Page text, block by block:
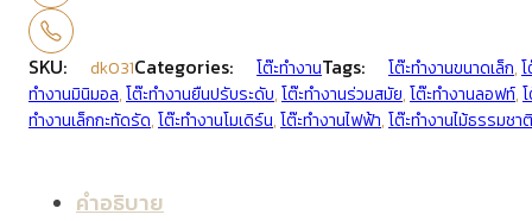
SKU: dk031Categories: โต๊ะทำงานTags: โต๊ะทำงานขนาดเล็ก,
ทำงานมินิมอล,โต๊ะทำงานยืนปรับระดับ,โต๊ะทำงานร่วมสมัย,โต๊ะทำงานลอฟท์,
ทำงานเล็กกะทัดรัด,โต๊ะทำงานโมเดิร์น,โต๊ะทำงานไฟฟ้า,โต๊ะทำงานไม้ธรรมชาติ
คำอธิบาย